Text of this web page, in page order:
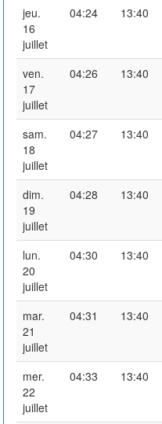
jeu.
16
juillet
04:24 13:40
ven.
17
juillet
04:26 13:40
sam.
18
juillet
04:27 13:40
dim.
19
juillet
04:28 13:40
lun.
20
juillet
04:30 13:40
mar.
21
juillet
04:31 13:40
mer.
22
juillet
04:33 13:40